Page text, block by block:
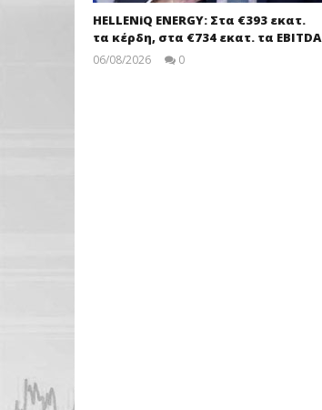
HELLENiQ ENERGY: Στα €393 εκατ.
τα κέρδη, στα €734 εκατ. τα EBITDA
06/08/2026
0